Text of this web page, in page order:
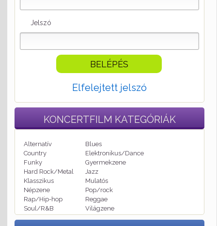
Jelszó
Elfelejtett jelszó
KONCERTFILM KATEGÓRIÁK
Alternatív
Blues
Country
Elektronikus/Dance
Funky
Gyermekzene
Hard Rock/Metal
Jazz
Klasszikus
Mulatós
Népzene
Pop/rock
Rap/Hip-hop
Reggae
Soul/R&B
Világzene